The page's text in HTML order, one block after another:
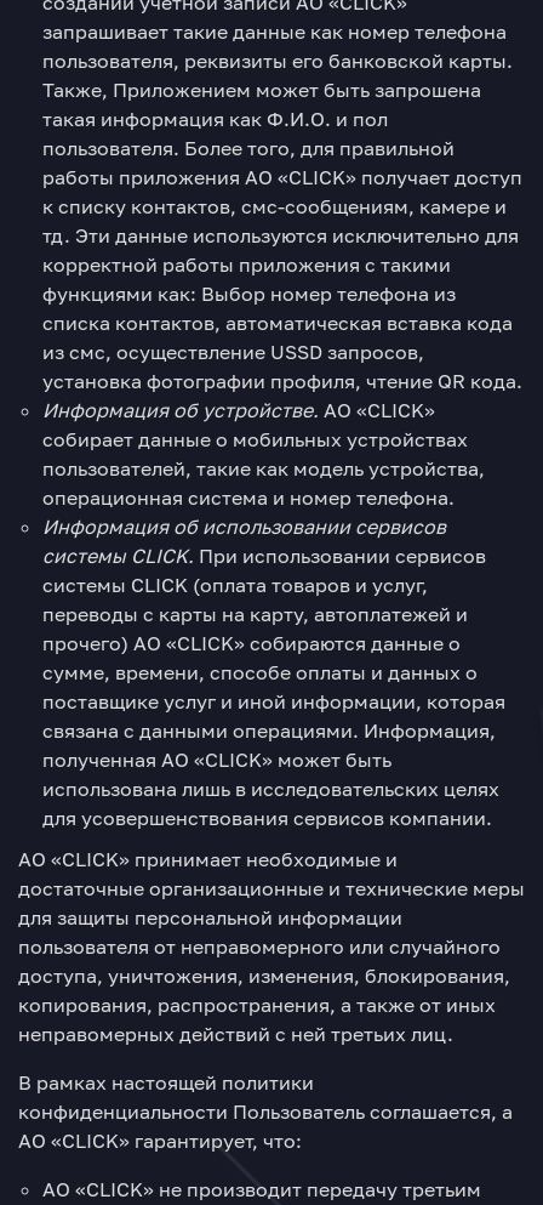
запрашивает такие данные как номер телефона
пользователя, реквизиты его банковской карты.
Также, Приложением может быть запрошена
такая информация как Ф.И.О. и пол
пользователя. Более того, для правильной
работы приложения АО «CLICK» получает доступ
к списку контактов, смс-сообщениям, камере и
тд. Эти данные используются исключительно для
корректной работы приложения с такими
функциями как: Выбор номер телефона из
списка контактов, автоматическая вставка кода
из смс, осуществление USSD запросов,
установка фотографии профиля, чтение QR кода.
Информация об устройстве. АО «CLICK»
собирает данные о мобильных устройствах
пользователей, такие как модель устройства,
операционная система и номер телефона.
Информация об использовании сервисов
системы CLICK. При использовании сервисов
системы CLICK (оплата товаров и услуг,
переводы с карты на карту, автоплатежей и
прочего) АО «CLICK» собираются данные о
сумме, времени, способе оплаты и данных о
поставщике услуг и иной информации, которая
связана с данными операциями. Информация,
полученная АО «CLICK» может быть
использована лишь в исследовательских целях
для усовершенствования сервисов компании.
АО «CLICK» принимает необходимые и
достаточные организационные и технические меры
для защиты персональной информации
пользователя от неправомерного или случайного
доступа, уничтожения, изменения, блокирования,
копирования, распространения, а также от иных
неправомерных действий с ней третьих лиц.
В рамках настоящей политики
конфиденциальности Пользователь соглашается, а
АО «CLICK» гарантирует, что:
АО «CLICK» не производит передачу третьим